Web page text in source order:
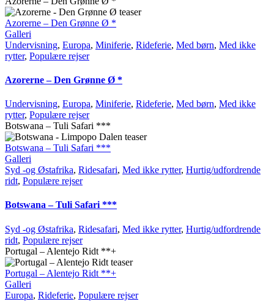
Azorerne – Den Grønne Ø *
Galleri
Undervisning, Europa, Miniferie, Rideferie, Med børn, Med ikke
rytter, Populære rejser
Azorerne – Den Grønne Ø *
Undervisning, Europa, Miniferie, Rideferie, Med børn, Med ikke
rytter, Populære rejser
Botswana – Tuli Safari ***
Botswana – Tuli Safari ***
Galleri
Syd -og Østafrika, Ridesafari, Med ikke rytter, Hurtig/udfordrende
ridt, Populære rejser
Botswana – Tuli Safari ***
Syd -og Østafrika, Ridesafari, Med ikke rytter, Hurtig/udfordrende
ridt, Populære rejser
Portugal – Alentejo Ridt **+
Portugal – Alentejo Ridt **+
Galleri
Europa, Rideferie, Populære rejser